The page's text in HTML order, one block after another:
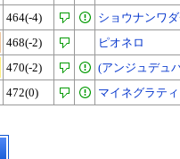
464(-4)
ショウナンワ
468(-2)
ピオネロ
470(-2)
(アンジュデュ
472(0) マイネグラテ